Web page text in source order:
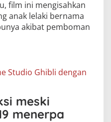
film ini mengisahkan
anak lelaki bernama
akibat pemboman
Studio Ghibli dengan
meski
menerpa